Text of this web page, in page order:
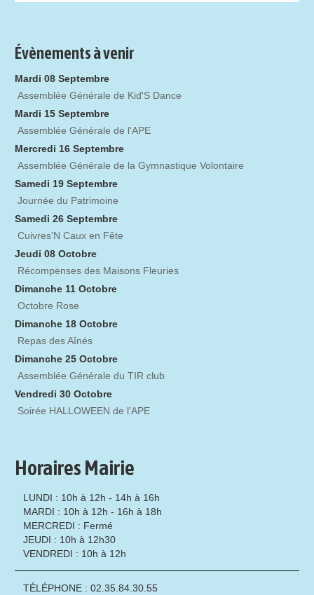
Évènements à venir
Mardi 08 Septembre
Assemblée Générale de Kid'S Dance
Mardi 15 Septembre
Assemblée Générale de l'APE
Mercredi 16 Septembre
Assemblée Générale de la Gymnastique Volontaire
Samedi 19 Septembre
Journée du Patrimoine
Samedi 26 Septembre
Cuivres'N Caux en Fête
Jeudi 08 Octobre
Récompenses des Maisons Fleuries
Dimanche 11 Octobre
Octobre Rose
Dimanche 18 Octobre
Repas des Aînés
Dimanche 25 Octobre
Assemblée Générale du TIR club
Vendredi 30 Octobre
Soirée HALLOWEEN de l'APE
Horaires Mairie
LUNDI : 10h à 12h - 14h à 16h
MARDI : 10h à 12h - 16h à 18h
MERCREDI : Fermé
JEUDI : 10h à 12h30
VENDREDI : 10h à 12h
TÉLÉPHONE : 02.35.84.30.55